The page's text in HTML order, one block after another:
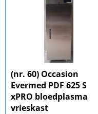
(nr. 60) Occasion
Evermed PDF 625 S
xPRO bloedplasma
vrieskast